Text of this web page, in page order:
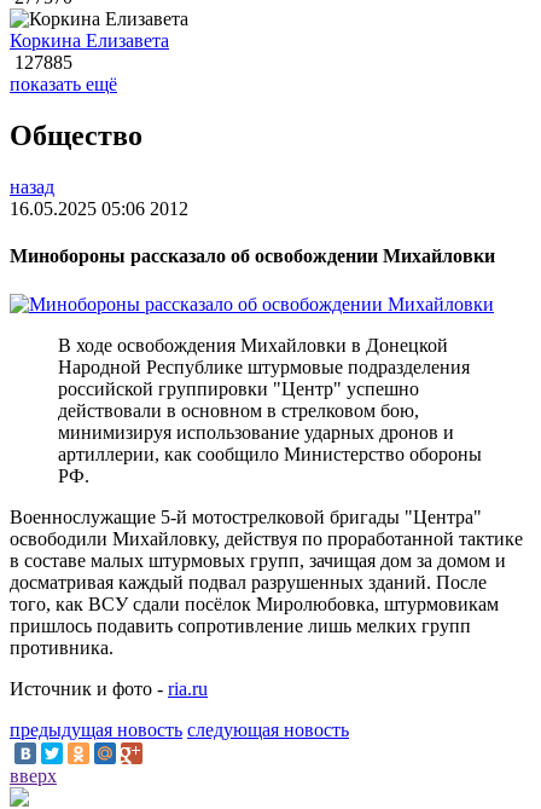
Коркина Елизавета
127885
показать ещё
Общество
назад
16.05.2025 05:06 2012
Минобороны рассказало об освобождении Михайловки
В ходе освобождения Михайловки в Донецкой
Народной Республике штурмовые подразделения
российской группировки "Центр" успешно
действовали в основном в стрелковом бою,
минимизируя использование ударных дронов и
артиллерии, как сообщило Министерство обороны
РФ.
Военнослужащие 5-й мотострелковой бригады "Центра"
освободили Михайловку, действуя по проработанной тактике
в составе малых штурмовых групп, зачищая дом за домом и
досматривая каждый подвал разрушенных зданий. После
того, как ВСУ сдали посёлок Миролюбовка, штурмовикам
пришлось подавить сопротивление лишь мелких групп
противника.
Источник и фото - ria.ru
предыдущая новость следующая новость
вверх